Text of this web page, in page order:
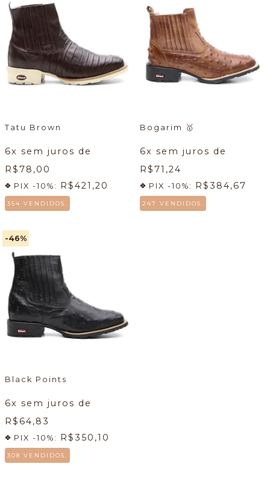
Tatu Brown
6x sem juros de
R$78,00
PIX -10%: R$421,20
354 VENDIDOS.
Bogarim 🥇
6x sem juros de
R$71,24
PIX -10%: R$384,67
247 VENDIDOS.
-46%
Black Points
6x sem juros de
R$64,83
PIX -10%: R$350,10
308 VENDIDOS.